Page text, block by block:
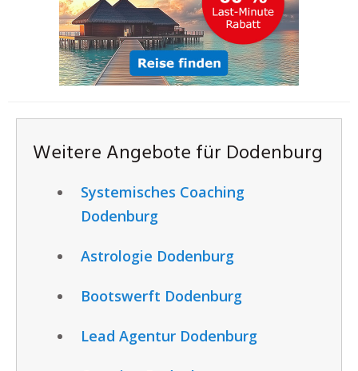
Weitere Angebote für Dodenburg
Systemisches Coaching
Dodenburg
Astrologie Dodenburg
Bootswerft Dodenburg
Lead Agentur Dodenburg